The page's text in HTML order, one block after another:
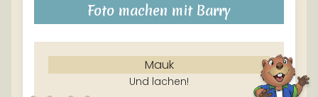
Foto machen mit Barry
Mauk
Und lachen!